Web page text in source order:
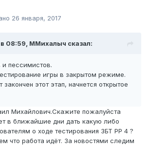
26 января, 2017
в 08:59, ММихалыч сказал:
пессимистов.
игры в закрытом режиме.
закончен этот этап, начнется открытое
Михайлович.Скажите пожалуйста
в ближайшие дни дать какую либо
о ходе тестирования ЗБТ РР 4 ?
что работа идёт. За новостями следим